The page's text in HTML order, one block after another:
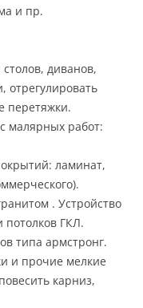
и пр.
диванов,
отрегулировать
перетяжки.
малярных работ:
ламинат,
. Устройство
потолков ГКЛ.
типа армстронг.
и прочие мелкие
карниз,